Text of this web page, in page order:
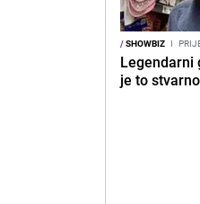
/SHOWBIZ I
Legendarni
je to